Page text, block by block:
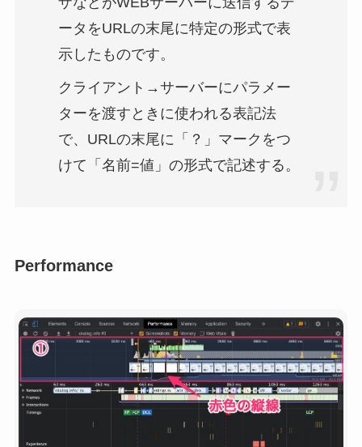
ータをURLの末尾に特定の形式で表
示したものです。
クライアント→サーバーにパラメー
ターを渡すときに使われる表記法
で、URLの末尾に「？」マークをつ
けて「名前=値」の形式で記述する。
Performance